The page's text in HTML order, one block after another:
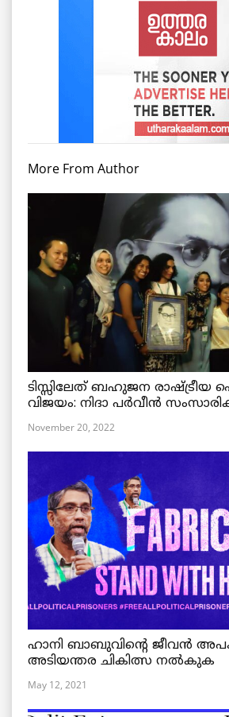
More From Author
ടിസ്സിലേത് ബഹുജന രാഷ്ട്രീയ
വിജയം: നിദാ പർവീൻ
November 20, 2022
ഹാനി ബാബുവിന്റെ ജീവൻ
അടിയന്തര ചികിത്സ നൽകുക
May 12, 2021